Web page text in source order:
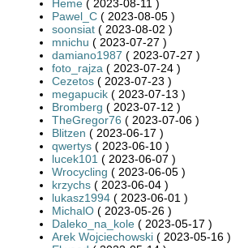
Heme ( 2023-08-11 )
Pawel_C ( 2023-08-05 )
soonsiat ( 2023-08-02 )
mnichu ( 2023-07-27 )
damiano1987 ( 2023-07-27 )
foto_rajza ( 2023-07-24 )
Cezetos ( 2023-07-23 )
megapucik ( 2023-07-13 )
Bromberg ( 2023-07-12 )
TheGregor76 ( 2023-07-06 )
Blitzen ( 2023-06-17 )
qwertys ( 2023-06-10 )
lucek101 ( 2023-06-07 )
Wrocycling ( 2023-06-05 )
krzychs ( 2023-06-04 )
lukasz1994 ( 2023-06-01 )
MichalO ( 2023-05-26 )
Daleko_na_kole ( 2023-05-17 )
Arek Wojciechowski ( 2023-05-16 )